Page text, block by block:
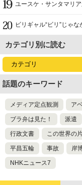
ユースケ・サンタマリ
ビリギャル“ビリ”じゃな
カテゴリ別に読む
話題のキーワード
メディア定点観測 ア
ブラ弁は見た！ 派遣
行政文書 この世界の
平昌五輪 事故 岸
NHKニュース7